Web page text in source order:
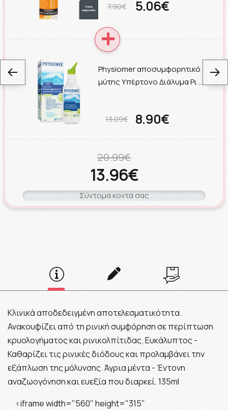
7.90€ 5.06€
Physiomer αποσυμφορητικό
μύτης Υπέρτονο Διάλυμα Ρι …
13.09€ 8.90€
20.99€
13.96€
Σύντομα κοντά σας
Κλινικά αποδεδειγμένη αποτελεσματικότητα.
Ανακουφίζει από τη ρινική συμφόρηση σε περίπτωση
κρυολογήματος και ρινικολπίτιδας. Ευκάλυπτος -
Καθαρίζει τις ρινικές διόδους και προλαμβάνει την
εξάπλωση της μόλυνσης. Άγρια μέντα - Έντονη
αναζωογόνηση και ευεξία που διαρκεί. 135ml
<iframe width="560" height="315"